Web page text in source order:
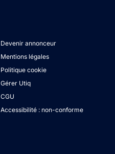
Devenir annonceur
Mentions légales
Politique cookie
Gérer Utiq
CGU
Accessibilité : non-conforme